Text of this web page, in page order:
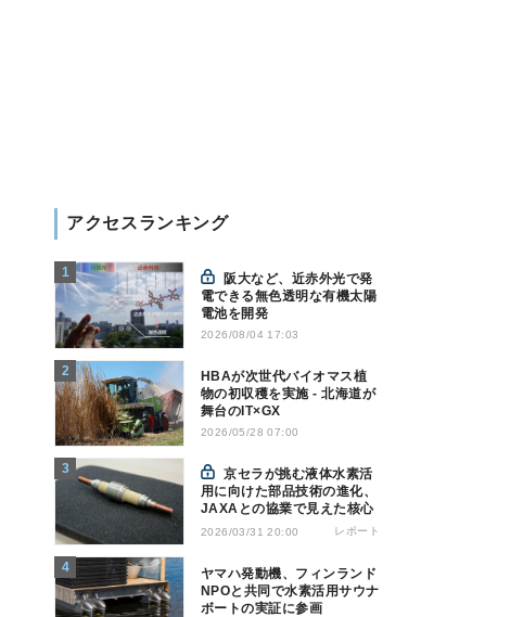
アクセスランキング
電できる無色透明な有機太陽
電池を開発
2026/08/04 17:03
HBAが次世代バイオマス植
物の初収穫を実施 - 北海道が
舞台のIT×GX
2026/05/28 07:00
京セラが挑む液体水素活
用に向けた部品技術の進化、
JAXAとの協業で見えた核心
2026/03/31 20:00 レポート
ヤマハ発動機、フィンランド
NPOと共同で水素活用サウナ
ボートの実証に参画